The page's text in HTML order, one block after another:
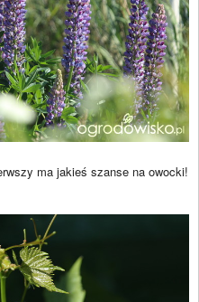
ma jakieś szanse na owocki!